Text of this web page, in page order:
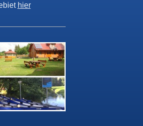
Piehl Kanu –
hier